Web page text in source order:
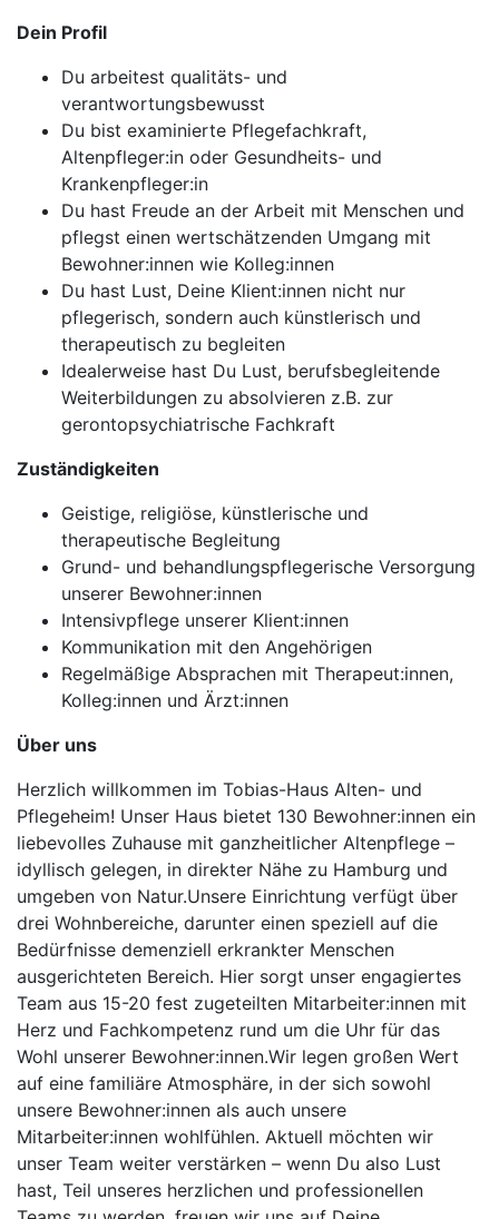
Dein Profil
Du arbeitest qualitäts- und
verantwortungsbewusst
Du bist examinierte Pflegefachkraft,
Altenpfleger:in oder Gesundheits- und
Krankenpfleger:in
Du hast Freude an der Arbeit mit Menschen und
pflegst einen wertschätzenden Umgang mit
Bewohner:innen wie Kolleg:innen
Du hast Lust, Deine Klient:innen nicht nur
pflegerisch, sondern auch künstlerisch und
therapeutisch zu begleiten
Idealerweise hast Du Lust, berufsbegleitende
Weiterbildungen zu absolvieren z.B. zur
gerontopsychiatrische Fachkraft
Zuständigkeiten
Geistige, religiöse, künstlerische und
therapeutische Begleitung
Grund- und behandlungspflegerische Versorgung
unserer Bewohner:innen
Intensivpflege unserer Klient:innen
Kommunikation mit den Angehörigen
Regelmäßige Absprachen mit Therapeut:innen,
Kolleg:innen und Ärzt:innen
Über uns
Herzlich willkommen im Tobias-Haus Alten- und
Pflegeheim! Unser Haus bietet 130 Bewohner:innen ein
liebevolles Zuhause mit ganzheitlicher Altenpflege –
idyllisch gelegen, in direkter Nähe zu Hamburg und
umgeben von Natur.Unsere Einrichtung verfügt über
drei Wohnbereiche, darunter einen speziell auf die
Bedürfnisse demenziell erkrankter Menschen
ausgerichteten Bereich. Hier sorgt unser engagiertes
Team aus 15-20 fest zugeteilten Mitarbeiter:innen mit
Herz und Fachkompetenz rund um die Uhr für das
Wohl unserer Bewohner:innen.Wir legen großen Wert
auf eine familiäre Atmosphäre, in der sich sowohl
unsere Bewohner:innen als auch unsere
Mitarbeiter:innen wohlfühlen. Aktuell möchten wir
unser Team weiter verstärken – wenn Du also Lust
hast, Teil unseres herzlichen und professionellen